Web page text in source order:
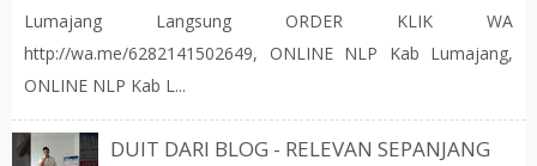
Lumajang Langsung ORDER KLIK WA
http://wa.me/6282141502649, ONLINE NLP Kab Lumajang,
ONLINE NLP Kab L...
DUIT DARI BLOG - RELEVAN SEPANJANG